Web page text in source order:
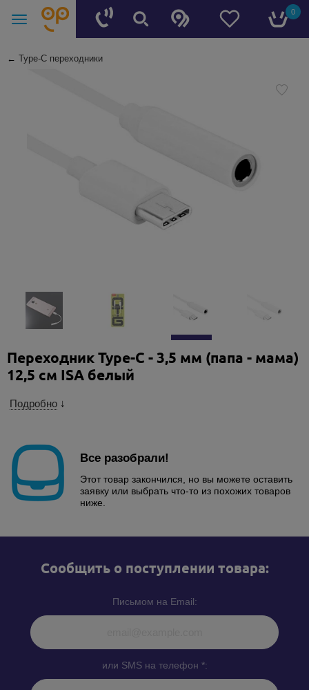
0
← Type-C переходники
Переходник Type-C - 3,5 мм (папа - мама)
12,5 см ISA белый
Подробно ↓
Все разобрали!
Этот товар закончился, но вы можете оставить
заявку или выбрать что-то из похожих товаров
ниже.
Cообщить о поступлении товара:
Письмом на Email:
или SMS на телефон *: